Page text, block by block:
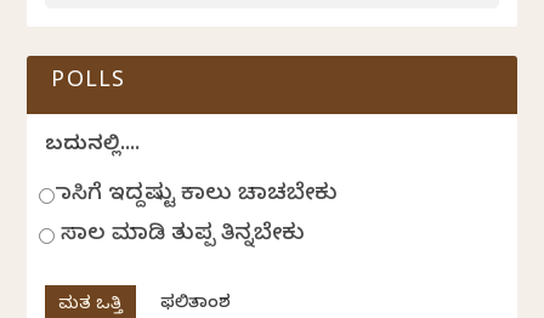
POLLS
ಬದುಕಿನಲ್ಲಿ....
ಹಾಸಿಗೆ ಇದ್ದಷ್ಟು ಕಾಲು ಚಾಚಬೇಕು
ಸಾಲ ಮಾಡಿ ತುಪ್ಪ ತಿನ್ನಬೇಕು
ಫಲಿತಾಂಶ